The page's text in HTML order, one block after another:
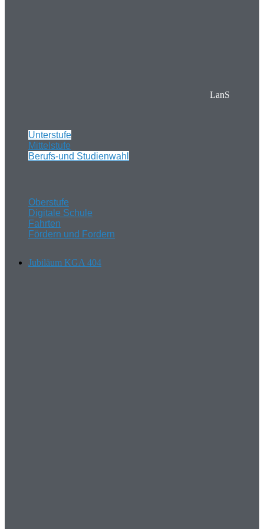
LanS
Unterstufe
Mittelstufe
Berufs-und Studienwahl
Oberstufe
Digitale Schule
Fahrten
Fördern und Fordern
Jubiläum KGA 404